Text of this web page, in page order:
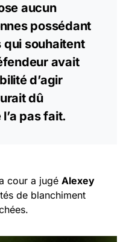
aucun
possédant
souhaitent
avait
d’agir
dû
pas fait.
cour a jugé Alexey
de blanchiment